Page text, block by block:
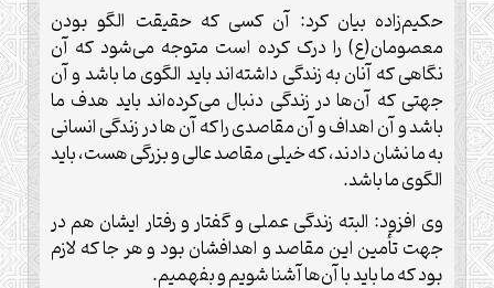
حکیم‌زاده بیان کرد: آن کسی که حقیقت الگو بودن
معصومان(ع) را درک کرده است متوجه می‌شود که آن
نگاهی که آنان به زندگی داشته‌اند باید الگوی ما باشد و آن
جهتی که آن‌ها در زندگی دنبال می‌کرده‌اند باید هدف ما
باشد و آن اهداف و آن مقاصدی را که آن ها در زندگی انسانی
به ما نشان دادند، که خیلی مقاصد عالی و بزرگی هست، باید
الگوی ما باشد.
وی افزود: البته زندگی عملی و گفتار و رفتار ایشان هم در
جهت تأمین این مقاصد و اهدافشان بود و هر جا که لازم
بود که ما باید با آن‌ها آشنا شویم و بفهمیم.